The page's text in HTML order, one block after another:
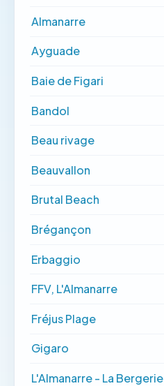
Almanarre
Ayguade
Baie de Figari
Bandol
Beau rivage
Beauvallon
Brutal Beach
Brégançon
Erbaggio
FFV, L'Almanarre
Fréjus Plage
Gigaro
L'Almanarre - La Bergerie